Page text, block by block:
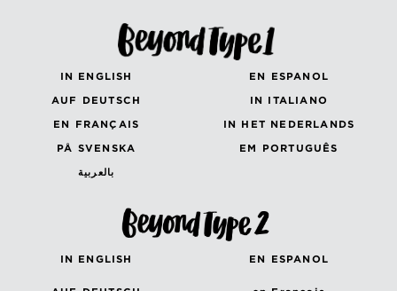
IN ENGLISH
EN ESPANOL
AUF DEUTSCH
IN ITALIANO
EN FRANÇAIS
IN HET NEDERLANDS
PÅ SVENSKA
EM PORTUGUÊS
بالعربية
IN ENGLISH EN ESPANOL